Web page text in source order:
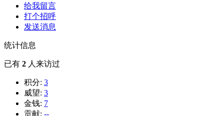
给我留言
打个招呼
发送消息
统计信息
已有 2 人来访过
积分: 3
威望: 3
金钱: 7
贡献: --